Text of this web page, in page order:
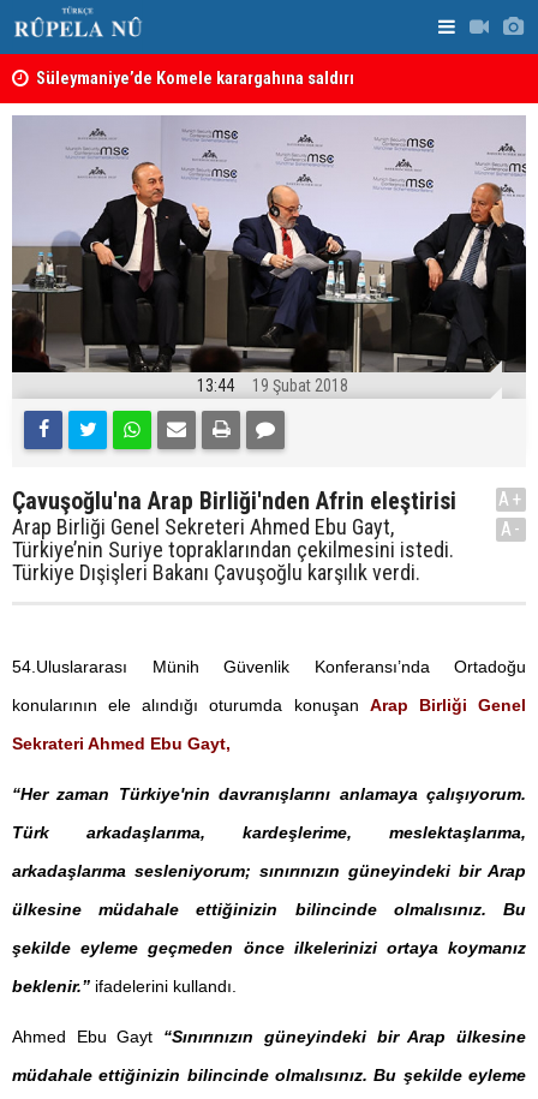
Süleymaniye’de Komele karargahına saldırı
sonuçlar
13:44 19 Şubat 2018
Çavuşoğlu'na Arap Birliği'nden Afrin eleştirisi
Arap Birliği Genel Sekreteri Ahmed Ebu Gayt,
Türkiye’nin Suriye topraklarından çekilmesini istedi.
Türkiye Dışişleri Bakanı Çavuşoğlu karşılık verdi.
A+
A-
54.Uluslararası Münih Güvenlik Konferansı’nda Ortadoğu
konularının ele alındığı oturumda konuşan Arap Birliği Genel
Sekrateri Ahmed Ebu Gayt,
“Her zaman Türkiye'nin davranışlarını anlamaya çalışıyorum.
Türk arkadaşlarıma, kardeşlerime, meslektaşlarıma,
arkadaşlarıma sesleniyorum; sınırınızın güneyindeki bir Arap
ülkesine müdahale ettiğinizin bilincinde olmalısınız. Bu
şekilde eyleme geçmeden önce ilkelerinizi ortaya koymanız
beklenir.” ifadelerini kullandı.
Ahmed Ebu Gayt “Sınırınızın güneyindeki bir Arap ülkesine
müdahale ettiğinizin bilincinde olmalısınız. Bu şekilde eyleme